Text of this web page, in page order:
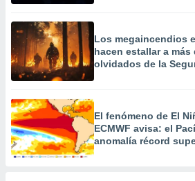
Los megaincendios
hacen estallar a
olvidados de la
El fenómeno de El
ECMWF avisa: el
anomalía récord